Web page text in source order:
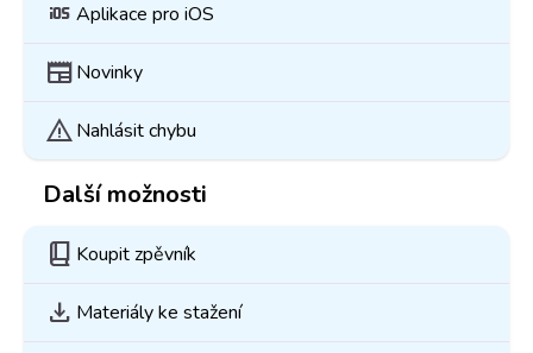
ios Aplikace pro iOS
newspaper Novinky
warningNahlásit chybu
Další možnosti
book_2 Koupit zpěvník
download Materiály ke stažení